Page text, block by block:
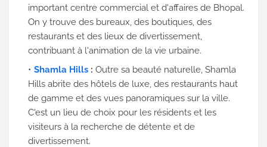
important centre commercial et d'affaires de Bhopal.
On y trouve des bureaux, des boutiques, des
restaurants et des lieux de divertissement,
contribuant à l'animation de la vie urbaine.
Shamla Hills : Outre sa beauté naturelle, Shamla
Hills abrite des hôtels de luxe, des restaurants haut
de gamme et des vues panoramiques sur la ville.
C'est un lieu de choix pour les résidents et les
visiteurs à la recherche de détente et de
divertissement.